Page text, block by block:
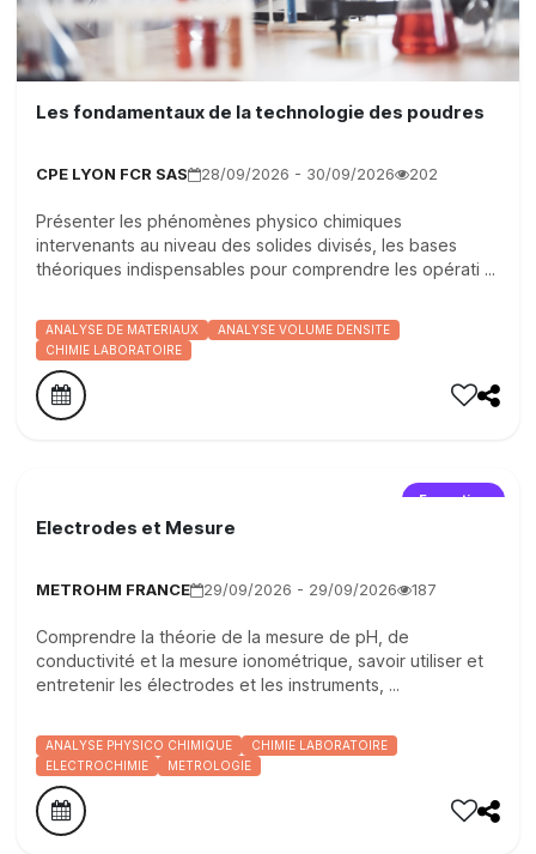
Les fondamentaux de la technologie des poudres
CPE LYON FCR SAS 28/09/2026 - 30/09/2026 202
Présenter les phénomènes physico chimiques
intervenants au niveau des solides divisés, les bases
théoriques indispensables pour comprendre les opérati ...
ANALYSE DE MATERIAUX
ANALYSE VOLUME DENSITE
CHIMIE LABORATOIRE
Formation
Electrodes et Mesure
METROHM FRANCE 29/09/2026 - 29/09/2026 187
Comprendre la théorie de la mesure de pH, de
conductivité et la mesure ionométrique, savoir utiliser et
entretenir les électrodes et les instruments, ...
ANALYSE PHYSICO CHIMIQUE
CHIMIE LABORATOIRE
ELECTROCHIMIE
METROLOGIE